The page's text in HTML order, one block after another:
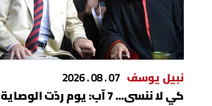
نبيل يوسف 07 . 08 . 2026
كي لا ننسى... 7 آب: يوم ردّت الوصاية